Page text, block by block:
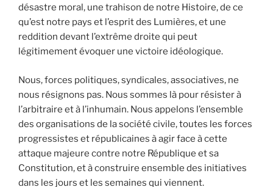
désastre moral, une trahison de notre Histoire, de ce
qu’est notre pays et l’esprit des Lumières, et une
reddition devant l’extrême droite qui peut
légitimement évoquer une victoire idéologique.
Nous, forces politiques, syndicales, associatives, ne
nous résignons pas. Nous sommes là pour résister à
l’arbitraire et à l’inhumain. Nous appelons l’ensemble
des organisations de la société civile, toutes les forces
progressistes et républicaines à agir face à cette
attaque majeure contre notre République et sa
Constitution, et à construire ensemble des initiatives
dans les jours et les semaines qui viennent.